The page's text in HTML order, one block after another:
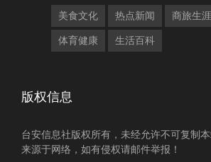
美食文化 热点新闻 商旅生涯
体育健康 生活百科
版权信息
台安信息社版权所有，未经允许不可复制
来源于网络，如有侵权请邮件举报！